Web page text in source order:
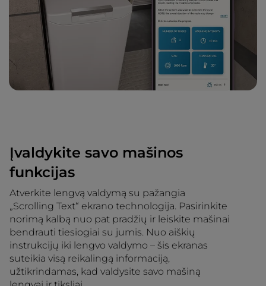
Įvaldykite savo mašinos
funkcijas
Atverkite lengvą valdymą su pažangia
„Scrolling Text“ ekrano technologija. Pasirinkite
norimą kalbą nuo pat pradžių ir leiskite mašinai
bendrauti tiesiogiai su jumis. Nuo aiškių
instrukcijų iki lengvo valdymo – šis ekranas
suteikia visą reikalingą informaciją,
užtikrindamas, kad valdysite savo mašiną